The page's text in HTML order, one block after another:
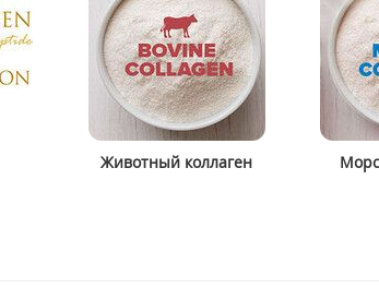
-20%
Животный коллаген